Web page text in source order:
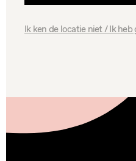
Ik ken de locatie niet / Ik